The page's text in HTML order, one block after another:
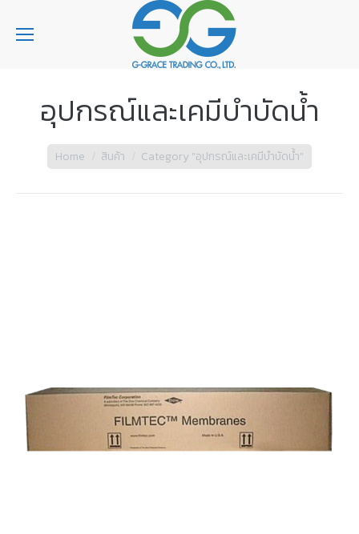
อุปกรณ์และเคมีบำบัดน้ำ
You are here:
Home สินค้า Category "อุปกรณ์และเคมีบำบัดน้ำ"